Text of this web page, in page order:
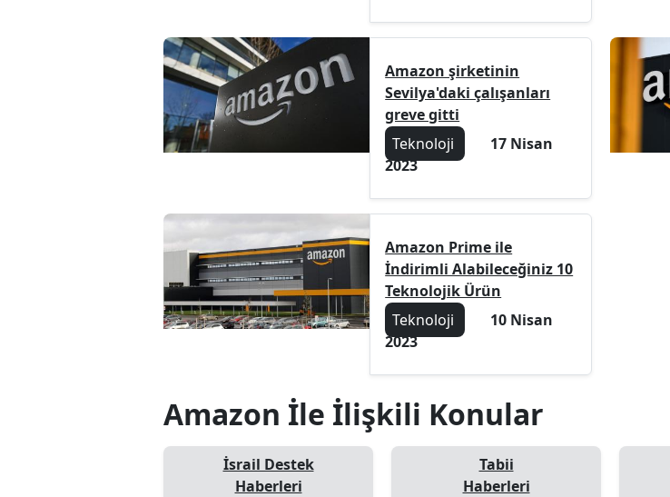
Amazon şirketinin
Sevilya'daki çalışanları
greve gitti
Teknoloji
17 Nisan
2023
Amazon Prime ile
İndirimli Alabileceğiniz 10
Teknolojik Ürün
Teknoloji
10 Nisan
2023
Amazon İle İlişkili Konular
İsrail Destek
Haberleri
Tabii
Haberleri